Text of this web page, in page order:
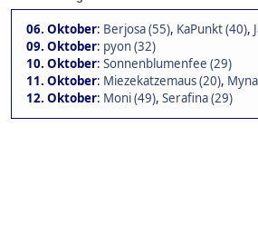
06. Oktober: Berjosa (55), KaPunkt (40),
09. Oktober: pyon (32)
10. Oktober: Sonnenblumenfee (29)
11. Oktober: Miezekatzemaus (20),
12. Oktober: Moni (49), Serafina (29)